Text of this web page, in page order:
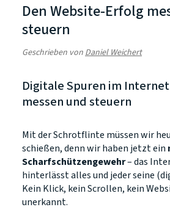
Den Website-Erfolg
steuern
Geschrieben vonDaniel Weichert
Digitale Spuren im
messen und steuern
Mit der Schrotflinte müssen wir
schießen, denn wir haben jetzt ein
Scharfschützengewehr– das
hinterlässt alles und jeder seine
Kein Klick, kein Scrollen, kein
unerkannt.